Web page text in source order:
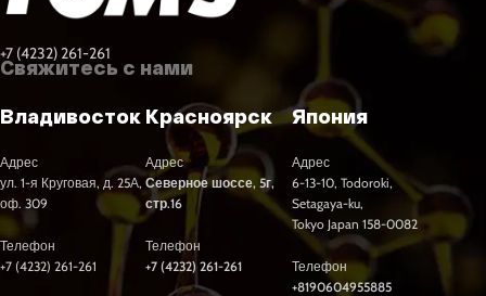
+7 (4232) 261-261
Свяжитесь с нами
Владивосток
Адрес
ул. 1-я Круговая, д. 25А,
оф. 309
Телефон
+7 (4232) 261-261
Красноярск
Адрес
Северное шоссе, 5г,
стр.16
Телефон
+7 (4232) 261-261
Япония
Адрес
6-13-10, Todoroki,
Setagaya-ku,
Tokyo Japan 158-0082
Телефон
+8190604955885